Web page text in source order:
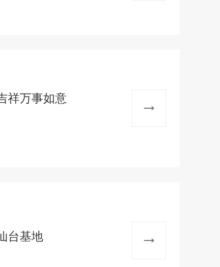
祥万事如意
台基地